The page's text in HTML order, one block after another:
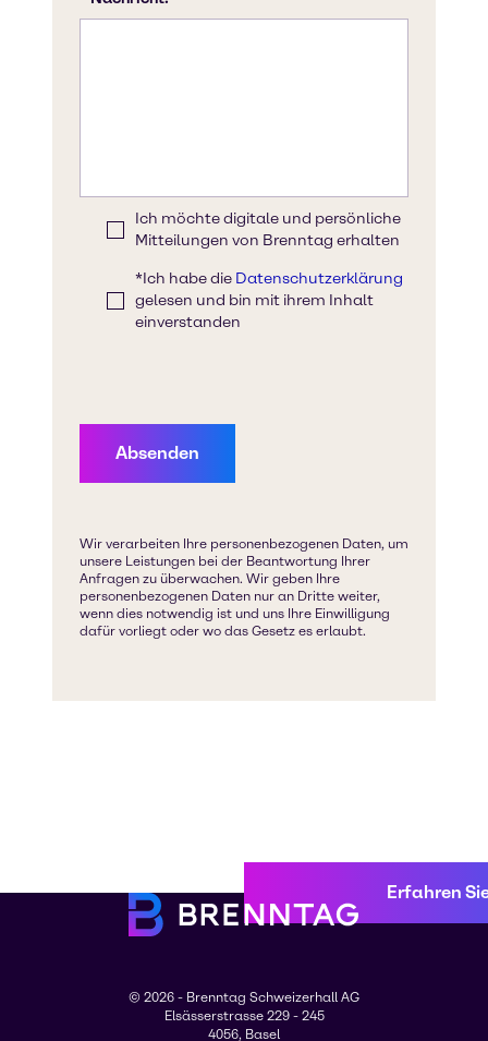
Erfahren
© 2026 - Brenntag Schweizerhall AG
Elsässerstrasse 229 - 245
4056, Basel